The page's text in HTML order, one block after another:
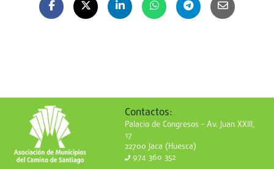
Contactos:
Palacio de Congresos – Av. Juan XXIII,
17
22700 Jaca (Huesca)
974 360 352